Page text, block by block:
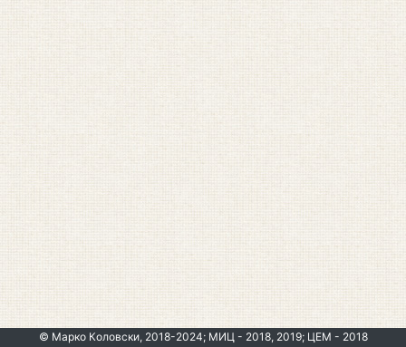
© Марко Коловски, 2018-2024; МИЦ - 2018, 2019; ЦЕМ - 2018